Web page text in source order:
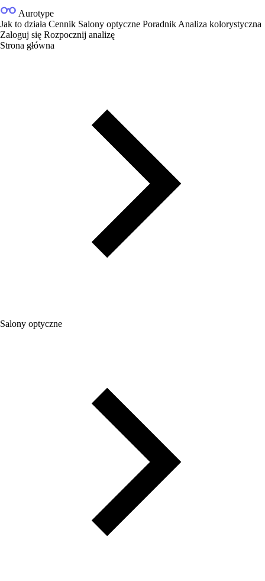
Aurotype
Jak to działa Cennik Salony optyczne Poradnik Analiza kolorystyczna
Zaloguj się Rozpocznij analizę
Strona główna
Salony optyczne